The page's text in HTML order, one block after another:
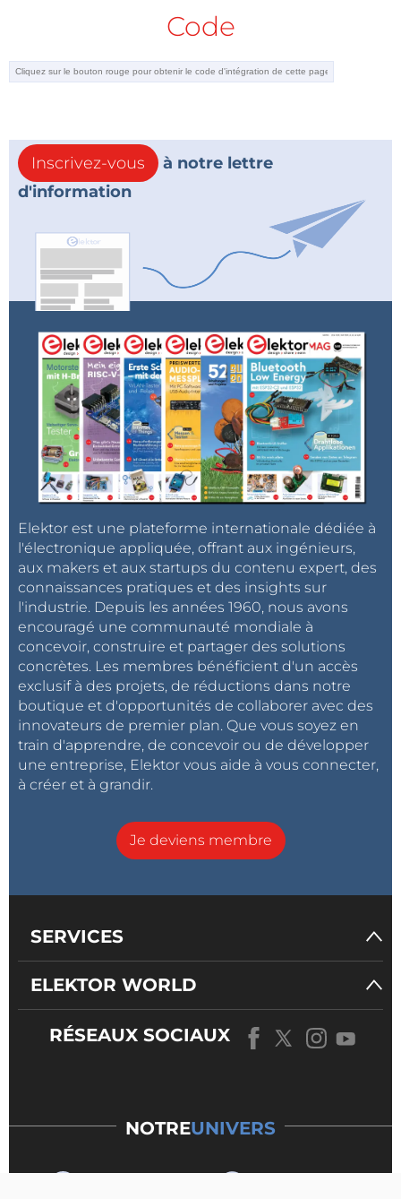
Code
Inscrivez-vous
à notre lettre
d'information
Elektor est une plateforme internationale dédiée à
l'électronique appliquée, offrant aux ingénieurs,
aux makers et aux startups du contenu expert, des
connaissances pratiques et des insights sur
l'industrie. Depuis les années 1960, nous avons
encouragé une communauté mondiale à
concevoir, construire et partager des solutions
concrètes. Les membres bénéficient d'un accès
exclusif à des projets, de réductions dans notre
boutique et d'opportunités de collaborer avec des
innovateurs de premier plan. Que vous soyez en
train d'apprendre, de concevoir ou de développer
une entreprise, Elektor vous aide à vous connecter,
à créer et à grandir.
Je deviens membre
SERVICES
ELEKTOR WORLD
RÉSEAUX SOCIAUX
NOTREUNIVERS